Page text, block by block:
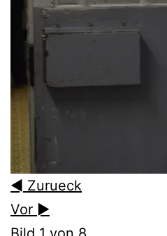
◄ Zurueck
Vor ►